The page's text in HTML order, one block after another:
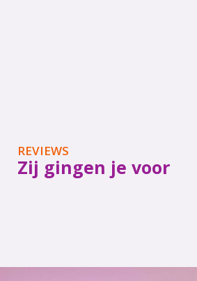
REVIEWS
Zij gingen je voor